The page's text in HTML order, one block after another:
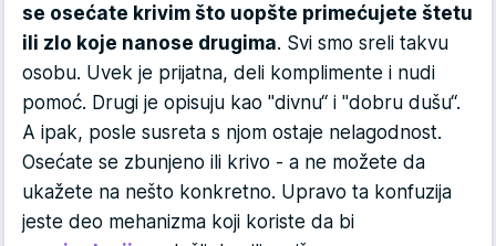
se osećate krivim što uopšte primećujete štetu
ili zlo koje nanose drugima. Svi smo sreli takvu
osobu. Uvek je prijatna, deli komplimente i nudi
pomoć. Drugi je opisuju kao "divnu“ i "dobru dušu“.
A ipak, posle susreta s njom ostaje nelagodnost.
Osećate se zbunjeno ili krivo - a ne možete da
ukažete na nešto konkretno. Upravo ta konfuzija
jeste deo mehanizma koji koriste da bi